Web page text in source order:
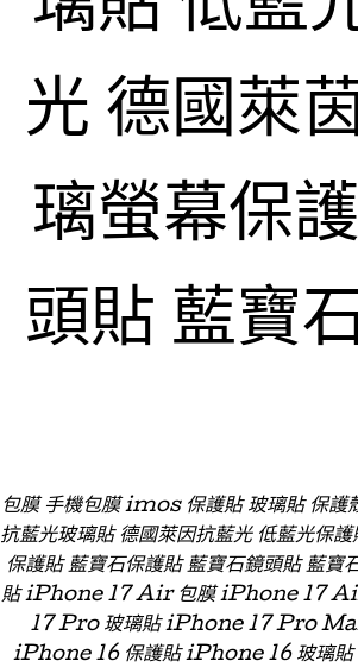
光 德國萊
璃螢幕保
頭貼 藍寶
包膜 手機包膜 imos 保護貼 玻璃貼 保
抗藍光玻璃貼 德國萊因抗藍光 低藍光保
保護貼 藍寶石保護貼 藍寶石鏡頭貼 藍
貼 iPhone 17 Air 包膜 iPhone 17
17 Pro 玻璃貼 iPhone 17 Pro
iPhone 16 保護貼 iPhone 16 玻璃